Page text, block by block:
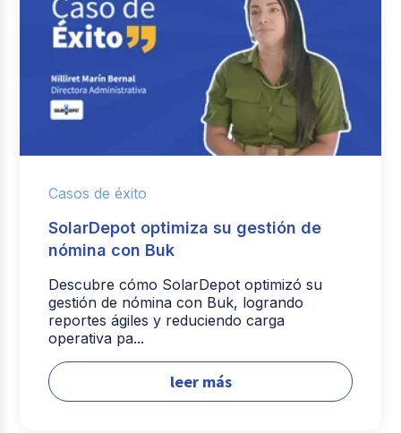
Casos de éxito
SolarDepot optimiza su gestión de
nómina con Buk
Descubre cómo SolarDepot optimizó su
gestión de nómina con Buk, logrando
reportes ágiles y reduciendo carga
operativa pa...
leer más